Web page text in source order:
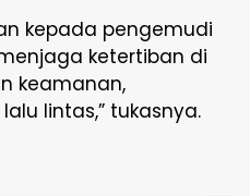
kepada pengemudi
ketertiban di
keamanan,
lintas,” tukasnya.